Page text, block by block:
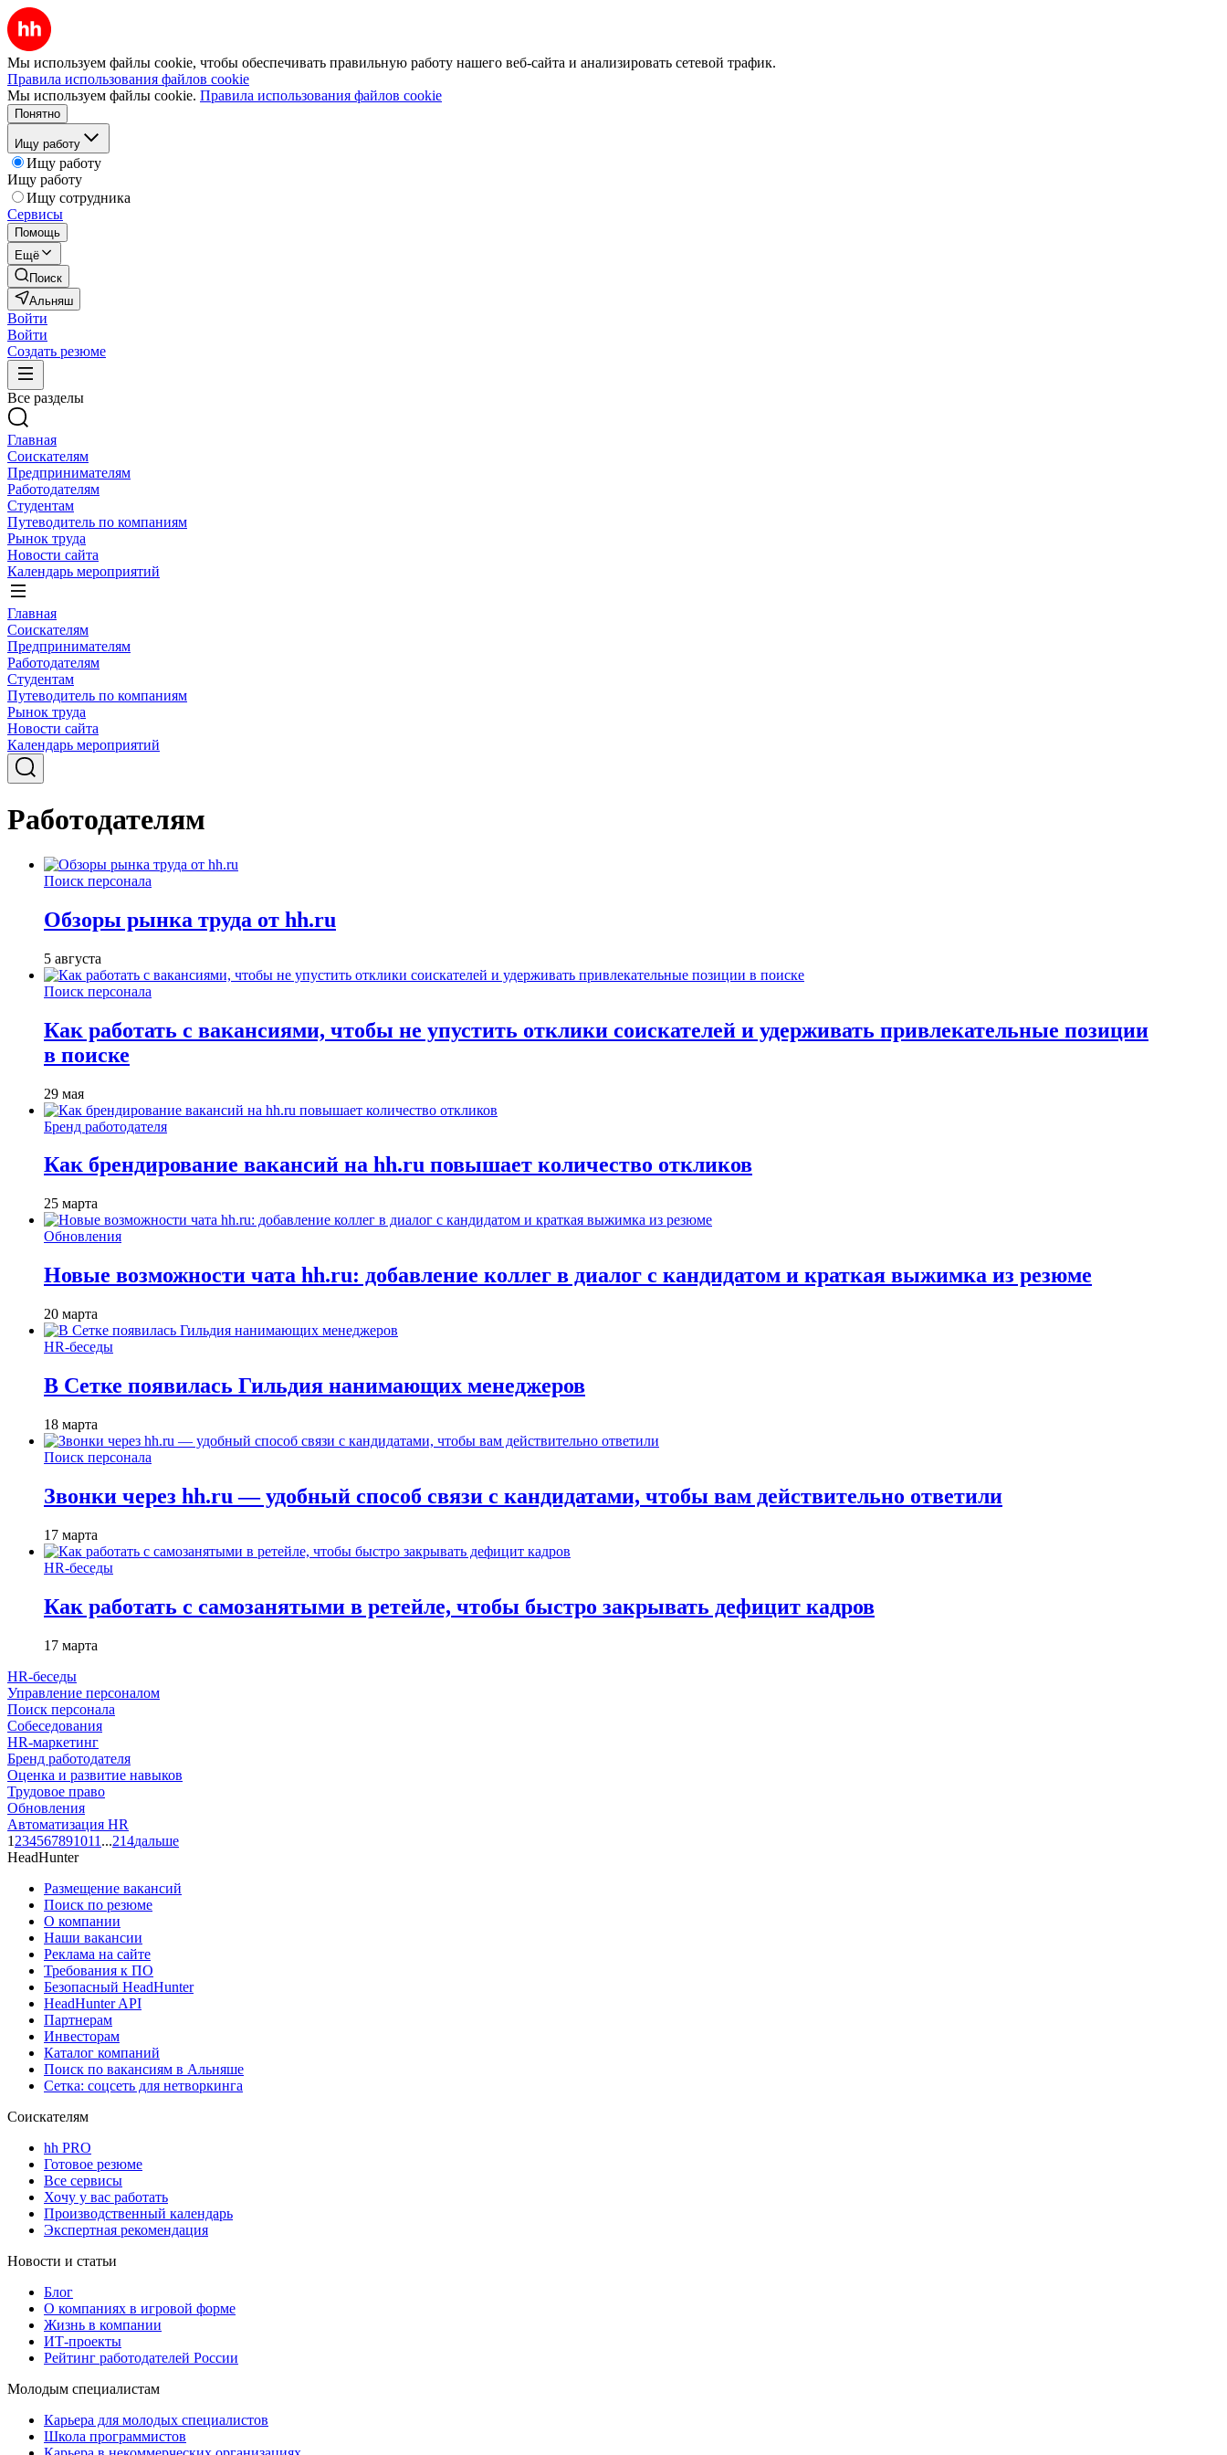
Мы используем файлы cookie, чтобы обеспечивать правильную работу нашего веб-сайта и анализировать сетевой трафик.
Правила использования файлов cookie
Мы используем файлы cookie. Правила использования файлов cookie
Понятно
Ищу работу
Ищу работу
Ищу работу
Ищу сотрудника
Сервисы
Помощь
Ещё
Поиск
Альняш
Войти
Войти
Создать резюме
Все разделы
Главная
Соискателям
Предпринимателям
Работодателям
Студентам
Путеводитель по компаниям
Рынок труда
Новости сайта
Календарь мероприятий
Главная
Соискателям
Предпринимателям
Работодателям
Студентам
Путеводитель по компаниям
Рынок труда
Новости сайта
Календарь мероприятий
Работодателям
Поиск персонала
Обзоры рынка труда от hh.ru
5 августа
Поиск персонала
Как работать с вакансиями, чтобы не упустить отклики соискателей и удерживать привлекательные позиции
в поиске
29 мая
Бренд работодателя
Как брендирование вакансий на hh.ru повышает количество откликов
25 марта
Обновления
Новые возможности чата hh.ru: добавление коллег в диалог с кандидатом и краткая выжимка из резюме
20 марта
HR-беседы
В Сетке появилась Гильдия нанимающих менеджеров
18 марта
Поиск персонала
Звонки через hh.ru — удобный способ связи с кандидатами, чтобы вам действительно ответили
17 марта
HR-беседы
Как работать с самозанятыми в ретейле, чтобы быстро закрывать дефицит кадров
17 марта
HR-беседы
Управление персоналом
Поиск персонала
Собеседования
HR-маркетинг
Бренд работодателя
Оценка и развитие навыков
Трудовое право
Обновления
Автоматизация HR
1 234567891011 ...214дальше
HeadHunter
Размещение вакансий
Поиск по резюме
О компании
Наши вакансии
Реклама на сайте
Требования к ПО
Безопасный HeadHunter
HeadHunter API
Партнерам
Инвесторам
Каталог компаний
Поиск по вакансиям в Альняше
Сетка: соцсеть для нетворкинга
Соискателям
hh PRO
Готовое резюме
Все сервисы
Хочу у вас работать
Производственный календарь
Экспертная рекомендация
Новости и статьи
Блог
О компаниях в игровой форме
Жизнь в компании
ИТ-проекты
Рейтинг работодателей России
Молодым специалистам
Карьера для молодых специалистов
Школа программистов